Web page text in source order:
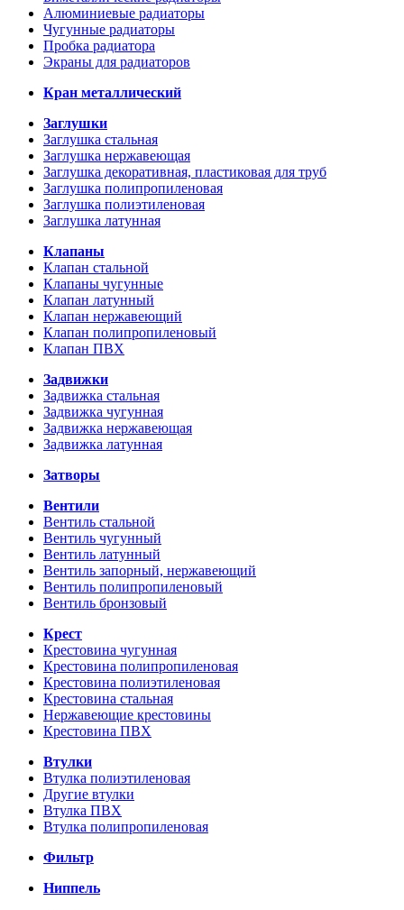
Алюминиевые радиаторы
Чугунные радиаторы
Пробка радиатора
Экраны для радиаторов
Кран металлический
Заглушки
Заглушка стальная
Заглушка нержавеющая
Заглушка декоративная, пластиковая для труб
Заглушка полипропиленовая
Заглушка полиэтиленовая
Заглушка латунная
Клапаны
Клапан стальной
Клапаны чугунные
Клапан латунный
Клапан нержавеющий
Клапан полипропиленовый
Клапан ПВХ
Задвижки
Задвижка стальная
Задвижка чугунная
Задвижка нержавеющая
Задвижка латунная
Затворы
Вентили
Вентиль стальной
Вентиль чугунный
Вентиль латунный
Вентиль запорный, нержавеющий
Вентиль полипропиленовый
Вентиль бронзовый
Крест
Крестовина чугунная
Крестовина полипропиленовая
Крестовина полиэтиленовая
Крестовина стальная
Нержавеющие крестовины
Крестовина ПВХ
Втулки
Втулка полиэтиленовая
Другие втулки
Втулка ПВХ
Втулка полипропиленовая
Фильтр
Ниппель